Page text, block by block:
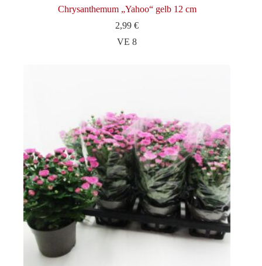
Chrysanthemum „Yahoo“ gelb 12 cm
2,99€
VE 8